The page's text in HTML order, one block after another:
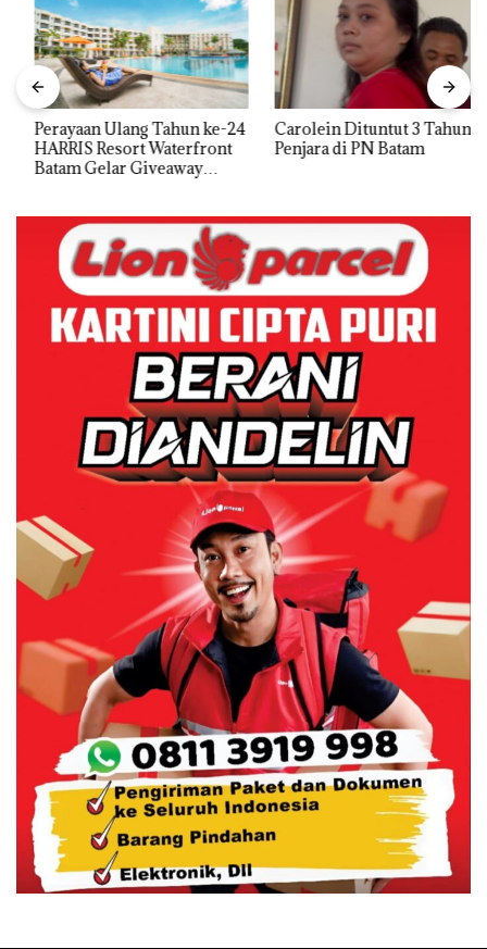
Perayaan Ulang Tahun ke-24
HARRIS Resort Waterfront
Batam Gelar Giveaway
Carolein Dituntut 3 Tahun
Penjara di PN Batam